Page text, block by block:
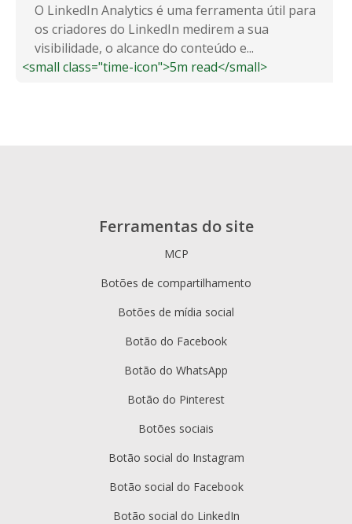
O LinkedIn Analytics é uma ferramenta útil para
os criadores do LinkedIn medirem a sua
visibilidade, o alcance do conteúdo e...
<small class="time-icon">5m read</small>
Ferramentas do site
MCP
Botões de compartilhamento
Botões de mídia social
Botão do Facebook
Botão do WhatsApp
Botão do Pinterest
Botões sociais
Botão social do Instagram
Botão social do Facebook
Botão social do LinkedIn